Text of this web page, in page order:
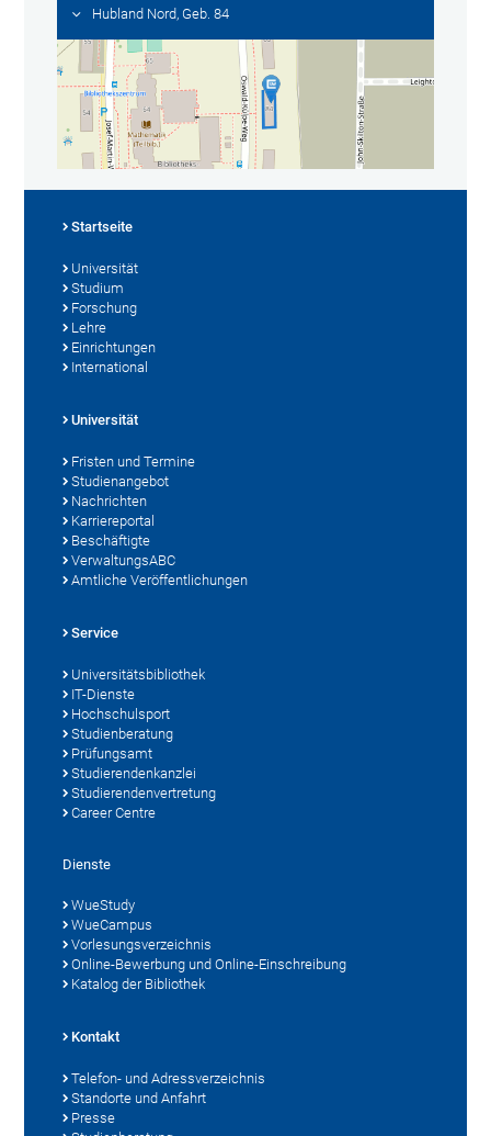
Hubland Nord, Geb. 84
Startseite
Universität
Studium
Forschung
Lehre
Einrichtungen
International
Universität
Fristen und Termine
Studienangebot
Nachrichten
Karriereportal
Beschäftigte
VerwaltungsABC
Amtliche Veröffentlichungen
Service
Universitätsbibliothek
IT-Dienste
Hochschulsport
Studienberatung
Prüfungsamt
Studierendenkanzlei
Studierendenvertretung
Career Centre
Dienste
WueStudy
WueCampus
Vorlesungsverzeichnis
Online-Bewerbung und Online-Einschreibung
Katalog der Bibliothek
Kontakt
Telefon- und Adressverzeichnis
Standorte und Anfahrt
Presse